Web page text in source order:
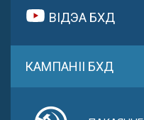
ВІДЭА БХД
КАМПАНІІ БХД